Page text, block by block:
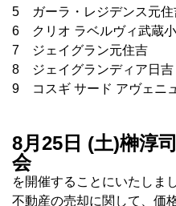
5 ガーラ・レジデ
6 クリオ ラベルヴィ武蔵
7 ジェイグラン元住吉
8 ジェイグランディア日吉
9 コスギ サード アヴェニ
8月25日 (土)榊淳
会
を開催することにいたしま
不動産の売却に関して、価